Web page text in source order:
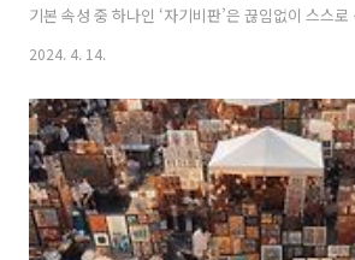
기본 속성 중 하나인 ‘자기비판’은 끊임없이 스스
하기에 예술을 정의할 수 없다는 ‘예술 정의 불가론’
존의 것과 다른 형식과 내용의 예술이 새로이 등장
시도는 끊임없이 실패하고 만다. 예술은 정의할 수
을 제작하는 예술가는 스스로 예술을 정의내리고
술을 정립해간다. 작가뿐만 아니라 예술을 다루는
리스트, 비평가, 관람자, 콜렉터 또한 자신만의 정
준으로 예..
2024. 4. 14.